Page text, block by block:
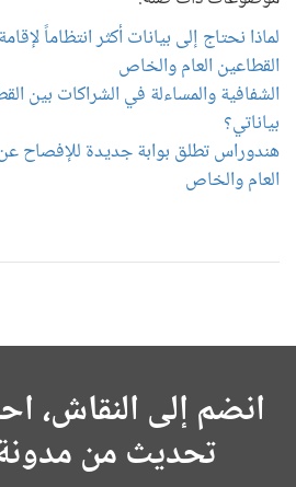
لماذا نحتاج إلى بيانات أكثر انتظاماً
القطاعين العام والخاص
الشفافية والمساءلة في الشراكات بين
بياناتي؟
هندوراس تطلق بوابة جديدة للإفصاح
العام والخاص
انضم إلى النقاش،
تحديث من